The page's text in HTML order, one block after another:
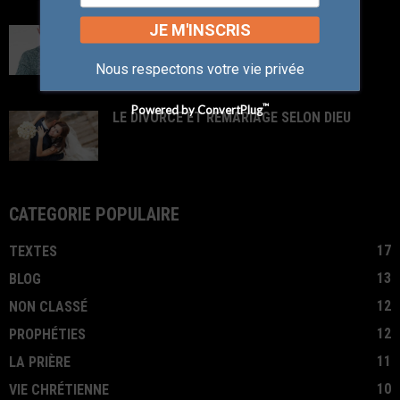
DIEU CREA L’HOMME A SON IMAGE
LE DIVORCE ET REMARIAGE SELON DIEU
CATÉGORIE POPULAIRE
TEXTES
17
BLOG
13
NON CLASSÉ
12
PROPHÉTIES
12
LA PRIÈRE
11
VIE CHRÉTIENNE
10
JE M'INSCRIS
Nous respectons votre vie privée
Powered by ConvertPlug™